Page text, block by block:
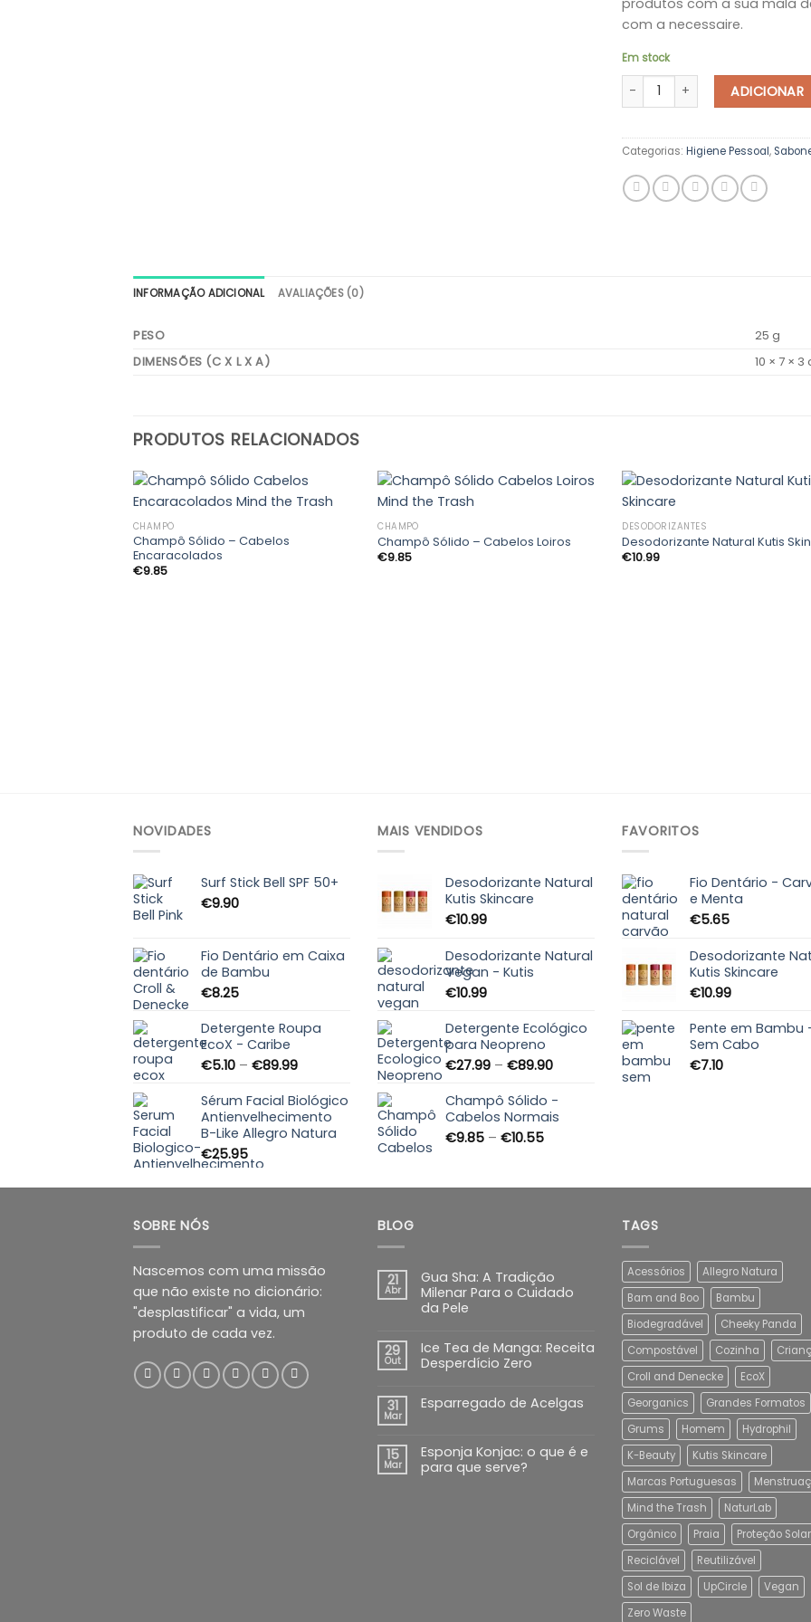
com a necessaire.
Em stock
Quantidade de Porta-ADICIONAR
Categorias: Higiene Pessoal,
INFORMAÇÃO ADICIONAL AVALIAÇÕES (0)
PESO
25 g
DIMENSÕES (C X L X A)
10 × 7 × 3
PRODUTOS RELACIONADOS
CHAMPÔ
Champô Sólido – Cabelos
Encaracolados
€9.85
Adicionar
CHAMPÔ
Champô Sólido – Cabelos Loiros
€9.85
DESODORIZANTES
Desodorizante Natural Kutis
€10.99
NOVIDADES
Surf Stick Bell SPF 50+
€9.90
Fio Dentário em Caixa
de Bambu
€8.25
Detergente Roupa
EcoX - Caribe
€5.10 – €89.99Price
€5.10
through
€89.99
Sérum Facial Biológico
Antienvelhecimento
B-Like Allegro Natura
€25.95
MAIS VENDIDOS
Desodorizante Natural
Kutis Skincare
€10.99
Desodorizante Natural
Vegan - Kutis
€10.99
Detergente Ecológico
para Neopreno
€27.99 – €89.90Price
€27.99
through
Champô Sólido -
Cabelos Normais
€9.85 – €10.55Price
through
FAVORITOS
Fio Dentário -
e Menta
€5.65
Desodorizante
Kutis Skincare
€10.99
Pente em Bambu
Sem Cabo
€7.10
SOBRE NÓS
Nascemos com uma missão
que não existe no dicionário:
"desplastificar" a vida, um
produto de cada vez.
BLOG
21
Abr
Gua Sha: A Tradição
Milenar Para o Cuidado
da Pele
29
Out
Ice Tea de Manga: Receita
Desperdício Zero
31
Mar
Esparregado de Acelgas
15
Mar
Esponja Konjac: o que é e
para que serve?
TAGS
Acessórios
Allegro Natura
Bam and Boo
Bambu
Biodegradável
Cheeky Panda
Compostável
Cozinha
Croll and Denecke
EcoX
Georganics
Grandes Formatos
Grums
Homem
Hydrophil
K-Beauty
Kutis Skincare
Marcas Portuguesas
Mind the Trash
NaturLab
Orgânico
Praia
Proteção Solar
Reciclável
Reutilizável
Sol de Ibiza
UpCircle
Vegan
Zero Waste